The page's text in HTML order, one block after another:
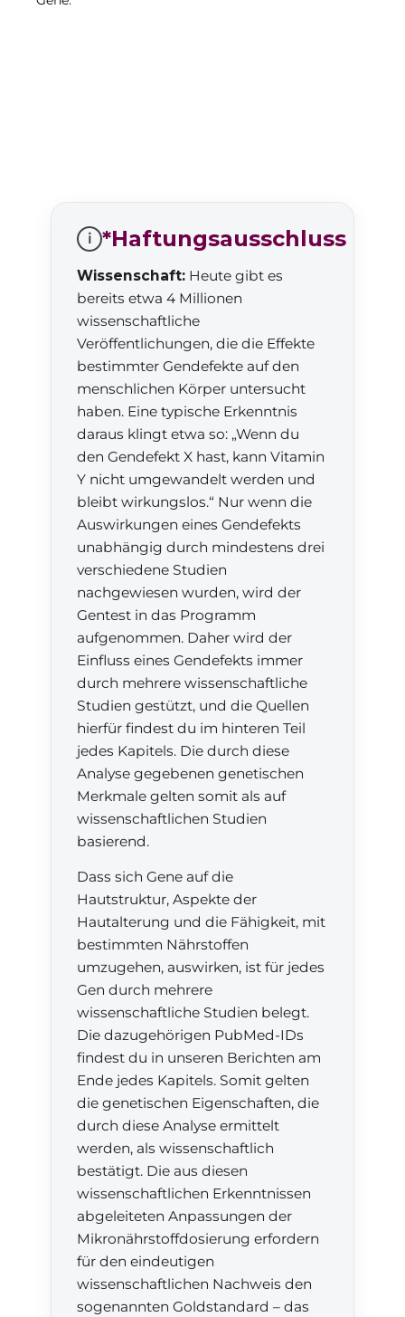
i *Haftungsausschluss
Wissenschaft: Heute gibt es
bereits etwa 4 Millionen
wissenschaftliche
Veröffentlichungen, die die Effekte
bestimmter Gendefekte auf den
menschlichen Körper untersucht
haben. Eine typische Erkenntnis
daraus klingt etwa so: „Wenn du
den Gendefekt X hast, kann Vitamin
Y nicht umgewandelt werden und
bleibt wirkungslos.“ Nur wenn die
Auswirkungen eines Gendefekts
unabhängig durch mindestens drei
verschiedene Studien
nachgewiesen wurden, wird der
Gentest in das Programm
aufgenommen. Daher wird der
Einfluss eines Gendefekts immer
durch mehrere wissenschaftliche
Studien gestützt, und die Quellen
hierfür findest du im hinteren Teil
jedes Kapitels. Die durch diese
Analyse gegebenen genetischen
Merkmale gelten somit als auf
wissenschaftlichen Studien
basierend.
Dass sich Gene auf die
Hautstruktur, Aspekte der
Hautalterung und die Fähigkeit, mit
bestimmten Nährstoffen
umzugehen, auswirken, ist für jedes
Gen durch mehrere
wissenschaftliche Studien belegt.
Die dazugehörigen PubMed-IDs
findest du in unseren Berichten am
Ende jedes Kapitels. Somit gelten
die genetischen Eigenschaften, die
durch diese Analyse ermittelt
werden, als wissenschaftlich
bestätigt. Die aus diesen
wissenschaftlichen Erkenntnissen
abgeleiteten Anpassungen der
Mikronährstoffdosierung erfordern
für den eindeutigen
wissenschaftlichen Nachweis den
sogenannten Goldstandard – das